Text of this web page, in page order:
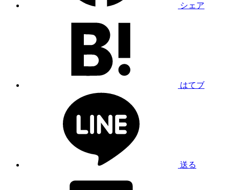
シェア
はてブ
送る